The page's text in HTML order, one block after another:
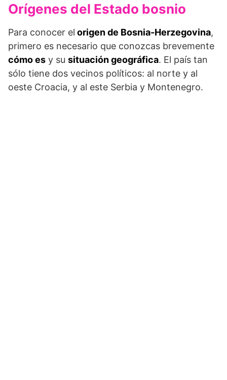
Orígenes del Estado bosnio
Para conocer el origen de Bosnia-Herzegovina,
primero es necesario que conozcas brevemente
cómo es y su situación geográfica. El país tan
sólo tiene dos vecinos políticos: al norte y al
oeste Croacia, y al este Serbia y Montenegro.